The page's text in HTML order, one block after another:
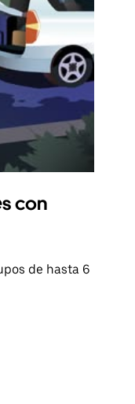
con
de hasta 6